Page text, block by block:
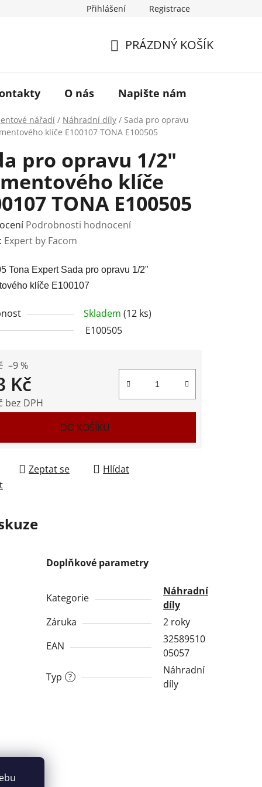
Historie značky TONA
Přihlášení Registrace
KOŠÍK
PRÁZDNÝ KOŠÍK
O nás Napište nám
nářadí / Náhradní díly / Sada pro opravu
klíče E100107 TONA E100505
pro opravu 1/2"
klíče
TONA E100505
Podrobnosti hodnocení
Expert by Facom
Tona Expert Sada pro opravu 1/2"
klíče E100107
Skladem (12 ks)
E100505
–9 %
Kč
bez DPH
DO KOŠÍKU
Zeptat se
Hlídat
Doplňkové parametry
Kategorie
Náhradní
díly
Záruka
2 roky
EAN
32589510
05057
?
Typ
Náhradní
díly